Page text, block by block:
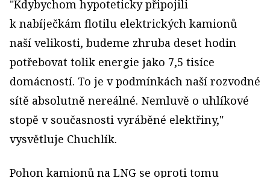
"Kdybychom hypoteticky připojili
k nabíječkám flotilu elektrických kamionů
naší velikosti, budeme zhruba deset hodin
potřebovat tolik energie jako 7,5 tisíce
domácností. To je v podmínkách naší rozvodné
sítě absolutně nereálné. Nemluvě o uhlíkové
stopě v současnosti vyráběné elektřiny,"
vysvětluje Chuchlík.
Pohon kamionů na LNG se oproti tomu